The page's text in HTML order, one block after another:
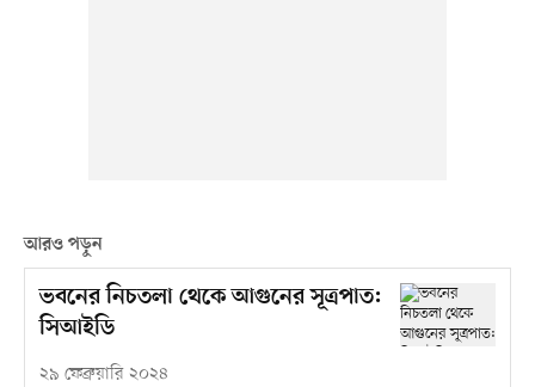
আরও পড়ুন
ভবনের নিচতলা থেকে আগুনের সূত্রপাত:
সিআইডি
২৯ ফেব্রুয়ারি ২০২৪